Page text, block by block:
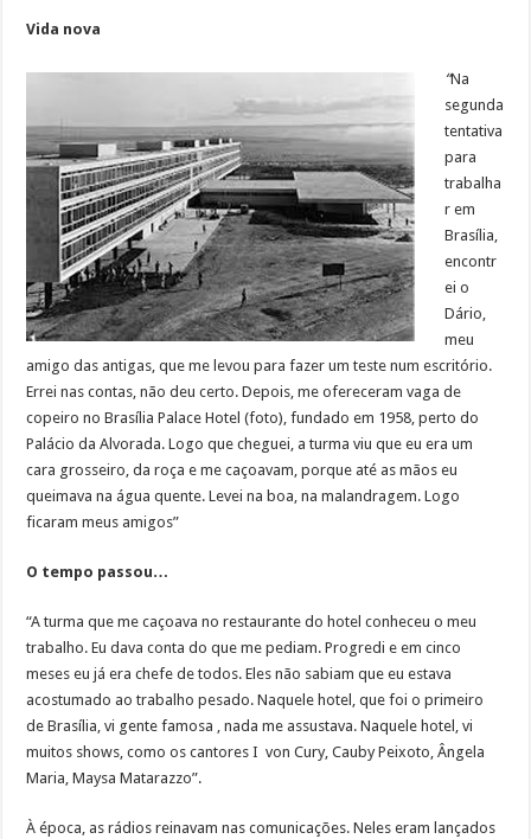
Vida nova
“Na
segunda
tentativa
para
trabalha
r em
Brasília,
encontr
ei o
Dário,
meu
amigo das antigas, que me levou para fazer um teste num escritório.
Errei nas contas, não deu certo. Depois, me ofereceram vaga de
copeiro no Brasília Palace Hotel (foto), fundado em 1958, perto do
Palácio da Alvorada. Logo que cheguei, a turma viu que eu era um
cara grosseiro, da roça e me caçoavam, porque até as mãos eu
queimava na água quente. Levei na boa, na malandragem. Logo
ficaram meus amigos”
O tempo passou…
“A turma que me caçoava no restaurante do hotel conheceu o meu
trabalho. Eu dava conta do que me pediam. Progredi e em cinco
meses eu já era chefe de todos. Eles não sabiam que eu estava
acostumado ao trabalho pesado. Naquele hotel, que foi o primeiro
de Brasília, vi gente famosa , nada me assustava. Naquele hotel, vi
muitos shows, como os cantores I von Cury, Cauby Peixoto, Ângela
Maria, Maysa Matarazzo”.
À época, as rádios reinavam nas comunicações. Neles eram lançados